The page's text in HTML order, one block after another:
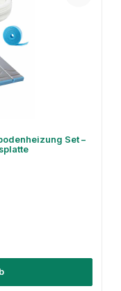
Set –